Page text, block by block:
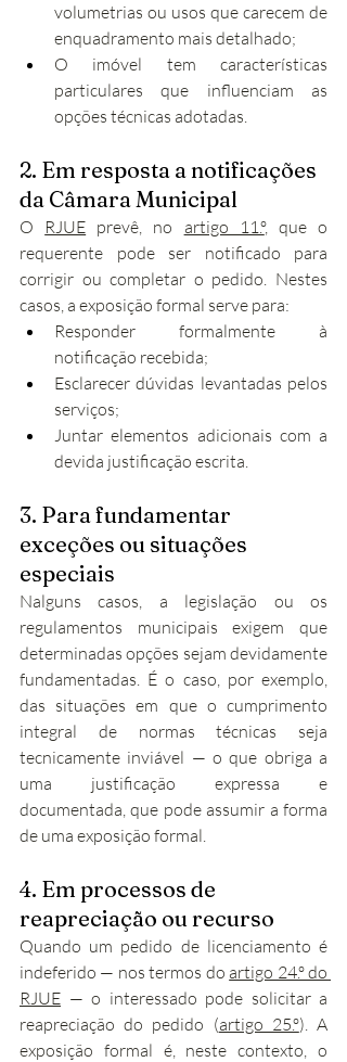
volumetrias ou usos que carecem de
enquadramento mais detalhado;
O imóvel tem características
particulares que influenciam as
opções técnicas adotadas.
2. Em resposta a notificações
da Câmara Municipal
O RJUE prevê, no artigo 11.º, que o
requerente pode ser notificado para
corrigir ou completar o pedido. Nestes
casos, a exposição formal serve para:
Responder formalmente à
notificação recebida;
Esclarecer dúvidas levantadas pelos
serviços;
Juntar elementos adicionais com a
devida justificação escrita.
3. Para fundamentar
exceções ou situações
especiais
Nalguns casos, a legislação ou os
regulamentos municipais exigem que
determinadas opções sejam devidamente
fundamentadas. É o caso, por exemplo,
das situações em que o cumprimento
integral de normas técnicas seja
tecnicamente inviável — o que obriga a
uma justificação expressa e
documentada, que pode assumir a forma
de uma exposição formal.
4. Em processos de
reapreciação ou recurso
Quando um pedido de licenciamento é
indeferido — nos termos do artigo 24.º do
RJUE — o interessado pode solicitar a
reapreciação do pedido (artigo 25.º). A
exposição formal é, neste contexto, o